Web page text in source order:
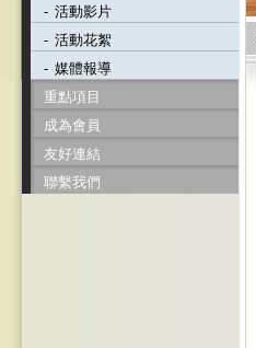
- 活動影片
- 活動花絮
- 媒體報導
重點項目
成為會員
友好連結
聯繫我們